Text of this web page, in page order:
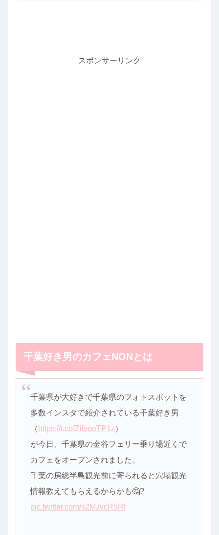
スポンサーリンク
千葉好き男のカフェNONとは
千葉県が大好きで千葉県のフォトスポットを
多数インスタで紹介されている千葉好き男
（ https://t.co/ZilsoeTP1z）
が今日、千葉県の金谷フェリー乗り場近くで
カフェをオープンされました。
千葉の房総半島観光前に寄られると穴場観光
情報教えてもらえるからかも🤔?
pic.twitter.com/s2MJvcR5Rf